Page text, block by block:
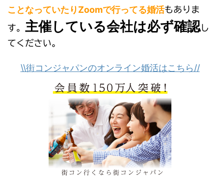
ことなっていたりZoomで行ってる婚活もありま
す。 主催している会社は必ず確認し
てください。
\\街コンジャパンのオンライン婚活はこちら//